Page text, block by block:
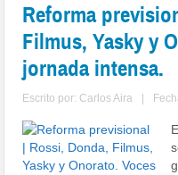
Reforma
Filmus, Yasky y
jornada intensa.
Escrito por: Carlos Aira